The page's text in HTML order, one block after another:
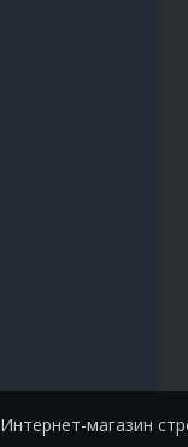
Интернет-магазин